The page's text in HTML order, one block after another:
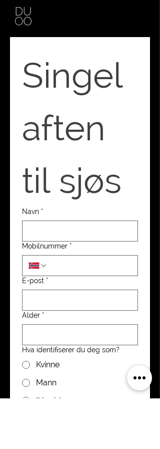
Singel
aften
til sjøs
Navn *
Mobilnummer *
E-post *
Alder *
Hva identifiserer du deg som?
Kvinne
Mann
Ikke-binær